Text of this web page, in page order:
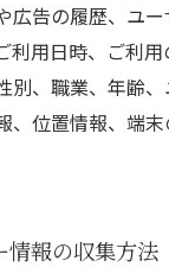
広告の履歴、ユ
利用日時、ご利
別、職業、年齢
、位置情報、端
情報の収集方法